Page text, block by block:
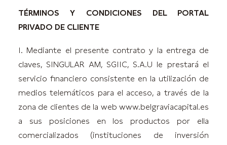
TÉRMINOS Y CONDICIONES DEL PORTAL
PRIVADO DE CLIENTE
1. Mediante el presente contrato y la entrega de
claves, SINGULAR AM, SGIIC, S.A.U le prestará el
servicio financiero consistente en la utilización de
medios telemáticos para el acceso, a través de la
zona de clientes de la web www.belgraviacapital.es
a sus posiciones en los productos por ella
comercializados (instituciones de inversión